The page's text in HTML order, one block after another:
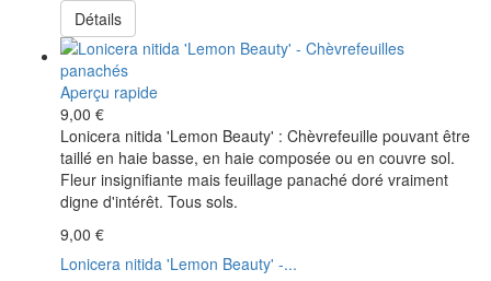
Détails
Aperçu rapide
9,00 €
Lonicera nitida 'Lemon Beauty' : Chèvrefeuille pouvant être
taillé en haie basse, en haie composée ou en couvre sol.
Fleur insignifiante mais feuillage panaché doré vraiment
digne d'intérêt. Tous sols.
9,00 €
Lonicera nitida 'Lemon Beauty' -...